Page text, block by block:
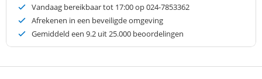
Vandaag bereikbaar tot 17:00 op 024-7853362
Afrekenen in een beveiligde omgeving
Gemiddeld een 9.2 uit 25.000 beoordelingen